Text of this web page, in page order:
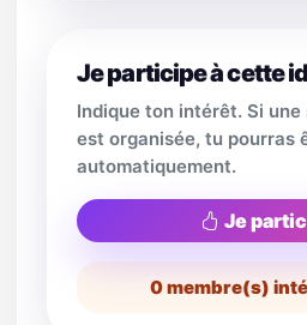
Je participe à cette
Indique ton intérêt. Si
est organisée, tu pourras
automatiquement.
Je
0membre(s)